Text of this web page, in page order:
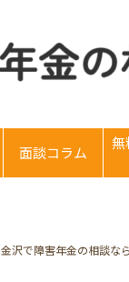
面談コラム
無
金沢で障害年金の相談なら